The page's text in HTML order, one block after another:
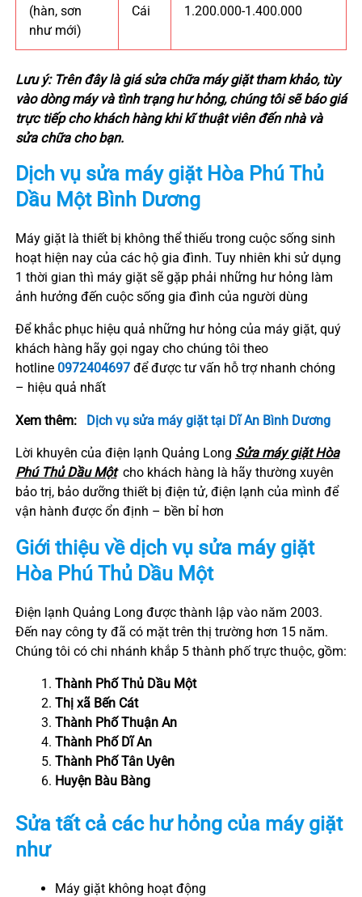
(hàn, sơn
như mới)
Cái 1.200.000-1.400.000
Lưu ý: Trên đây là giá sửa chữa máy giặt tham khảo, tùy
vào dòng máy và tình trạng hư hỏng, chúng tôi sẽ báo giá
trực tiếp cho khách hàng khi kĩ thuật viên đến nhà và
sửa chữa cho bạn.
Dịch vụ sửa máy giặt Hòa Phú Thủ
Dầu MộtBình Dương
Máy giặt là thiết bị không thể thiếu trong cuộc sống sinh
hoạt hiện nay của các hộ gia đình. Tuy nhiên khi sử dụng
1 thời gian thì máy giặt sẽ gặp phải những hư hỏng làm
ảnh hưởng đến cuộc sống gia đình của người dùng
Để khắc phục hiệu quả những hư hỏng của máy giặt, quý
khách hàng hãy gọi ngay cho chúng tôi theo
hotline 0972404697 để được tư vấn hỗ trợ nhanh chóng
– hiệu quả nhất
Xem thêm: Dịch vụ sửa máy giặt tại Dĩ An Bình Dương
Lời khuyên của điện lạnh Quảng Long Sửa máy giặtHòa
Phú Thủ Dầu Một cho khách hàng là hãy thường xuyên
bảo trị, bảo dưỡng thiết bị điện tử, điện lạnh của mình để
vận hành được ổn định – bền bỉ hơn
Giới thiệu về dịch vụ sửa máy giặt
Hòa Phú Thủ Dầu Một
Điện lạnh Quảng Long được thành lập vào năm 2003.
Đến nay công ty đã có mặt trên thị trường hơn 15 năm.
Chúng tôi có chi nhánh khắp 5 thành phố trực thuộc, gồm:
Thành Phố Thủ Dầu Một
Thị xã Bến Cát
Thành Phố Thuận An
Thành Phố Dĩ An
Thành Phố Tân Uyên
Huyện Bàu Bàng
Sửa tất cả các hư hỏng của máy giặt
như
Máy giặt không hoạt động